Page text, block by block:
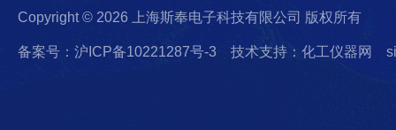
Copyright © 2026 上海斯奉电子科技有限公司 版权所有
备案号：沪ICP备10221287号-3 技术支持：化工仪器网